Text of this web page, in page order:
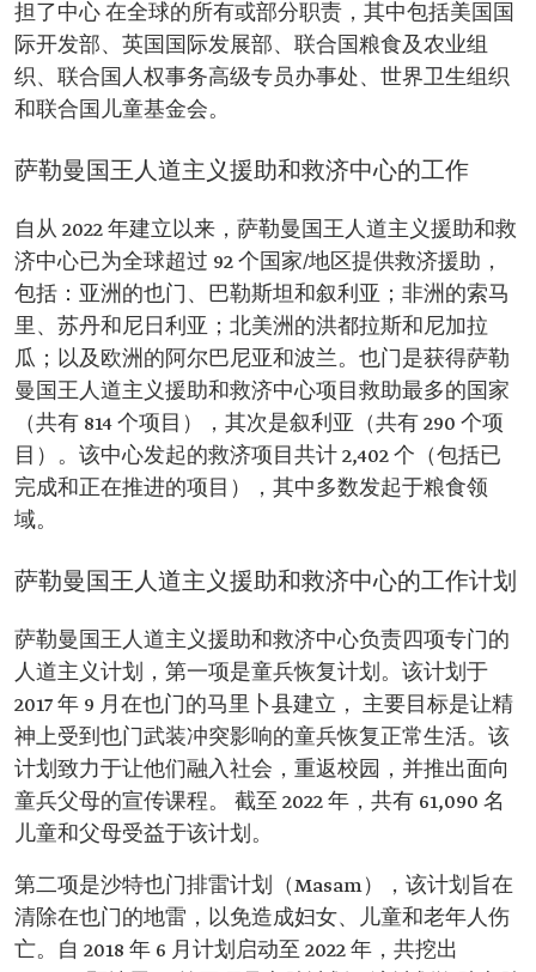
担了中心 在全球的所有或部分职责，其中包括美国国
际开发部、英国国际发展部、联合国粮食及农业组
织、联合国人权事务高级专员办事处、世界卫生组织
和联合国儿童基金会。
萨勒曼国王人道主义援助和救济中心的工作
自从 2022 年建立以来，萨勒曼国王人道主义援助和救
济中心已为全球超过 92 个国家/地区提供救济援助，
包括：亚洲的也门、巴勒斯坦和叙利亚；非洲的索马
里、苏丹和尼日利亚；北美洲的洪都拉斯和尼加拉
瓜；以及欧洲的阿尔巴尼亚和波兰。也门是获得萨勒
曼国王人道主义援助和救济中心项目救助最多的国家
（共有 814 个项目），其次是叙利亚（共有 290 个项
目）。该中心发起的救济项目共计 2,402 个（包括已
完成和正在推进的项目），其中多数发起于粮食领
域。
萨勒曼国王人道主义援助和救济中心的工作计划
萨勒曼国王人道主义援助和救济中心负责四项专门的
人道主义计划，第一项是童兵恢复计划。该计划于
2017 年 9 月在也门的马里卜县建立， 主要目标是让精
神上受到也门武装冲突影响的童兵恢复正常生活。该
计划致力于让他们融入社会，重返校园，并推出面向
童兵父母的宣传课程。 截至 2022 年，共有 61,090 名
儿童和父母受益于该计划。
第二项是沙特也门排雷计划（Masam），该计划旨在
清除在也门的地雷，以免造成妇女、儿童和老年人伤
亡。自 2018 年 6 月计划启动至 2022 年，共挖出